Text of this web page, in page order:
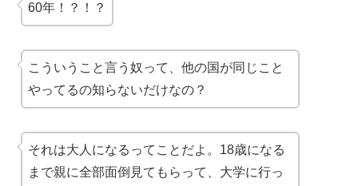
60年！？！？
こういうこと言う奴って、他の国が同じこと
やってるの知らないだけなの？
それは大人になるってことだよ。18歳になる
まで親に全部面倒見てもらって、大学に行っ